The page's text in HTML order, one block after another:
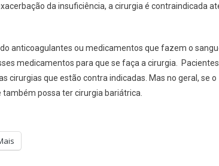
da insuficiência, a cirurgia é contraindicada
anticoagulantes ou medicamentos que fazem o
medicamentos para que se faça a cirurgia. Pacientes
cirurgias que estão contra indicadas. Mas no geral, se o
possa ter cirurgia bariátrica.